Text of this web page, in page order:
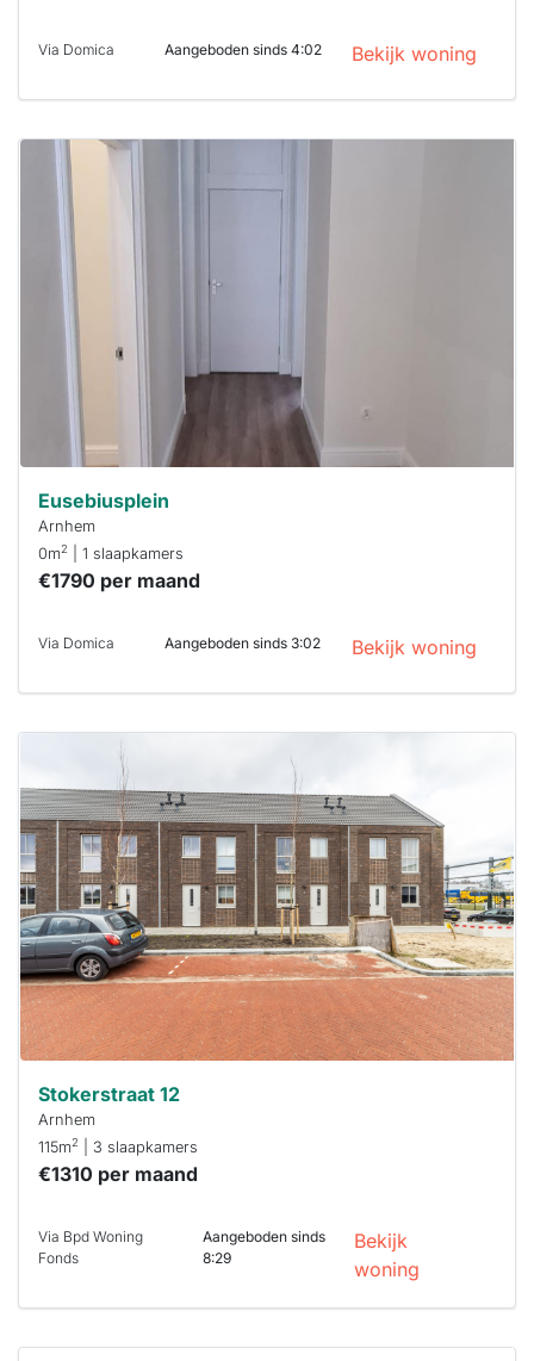
Via Domica Aangeboden sinds 4:02 Bekijk woning
Eusebiusplein
Arnhem
0m2 | 1 slaapkamers
€1790 per maand
Via Domica Aangeboden sinds 3:02 Bekijk woning
Deze woning
waarschijnlijk
al verhuurd
Om kans te
maken moet je
binnen 15
minuten
reageren.
Stekkies helpt
je hierbij!
Stokerstraat 12
Arnhem
115m2 | 3 slaapkamers
€1310 per maand
Via Bpd Woning
Fonds
Aangeboden sinds
8:29
Bekijk
woning